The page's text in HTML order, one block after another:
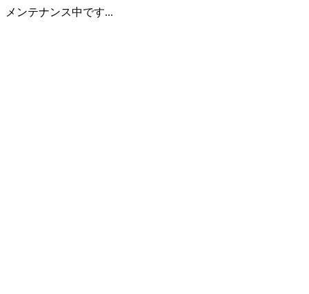
メンテナンス中です...